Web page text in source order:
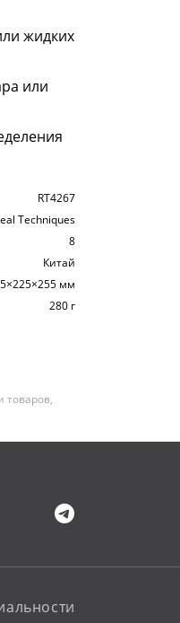
жидких
или
RT4267
Techniques
8
Китай
мм
280 г
товаров,